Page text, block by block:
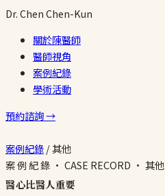
Dr.ChenChen-Kun
關於陳醫師
醫師視角
案例紀錄
學術活動
預約諮詢 →
案例紀錄/其他
案 例 紀 錄 · CASE RECORD · 其他
醫心比醫人重要